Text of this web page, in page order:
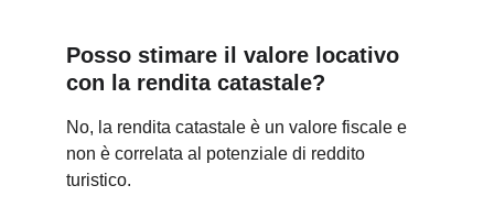
Posso stimare il valore locativo
con la rendita catastale?
No, la rendita catastale è un valore fiscale e
non è correlata al potenziale di reddito
turistico.